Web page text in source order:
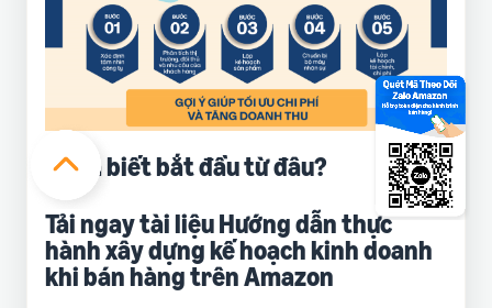
Chưa biết bắt đầu từ đâu?
Tải ngay tài liệu Hướng dẫn thực
hành xây dựng kế hoạch kinh doanh
khi bán hàng trên Amazon